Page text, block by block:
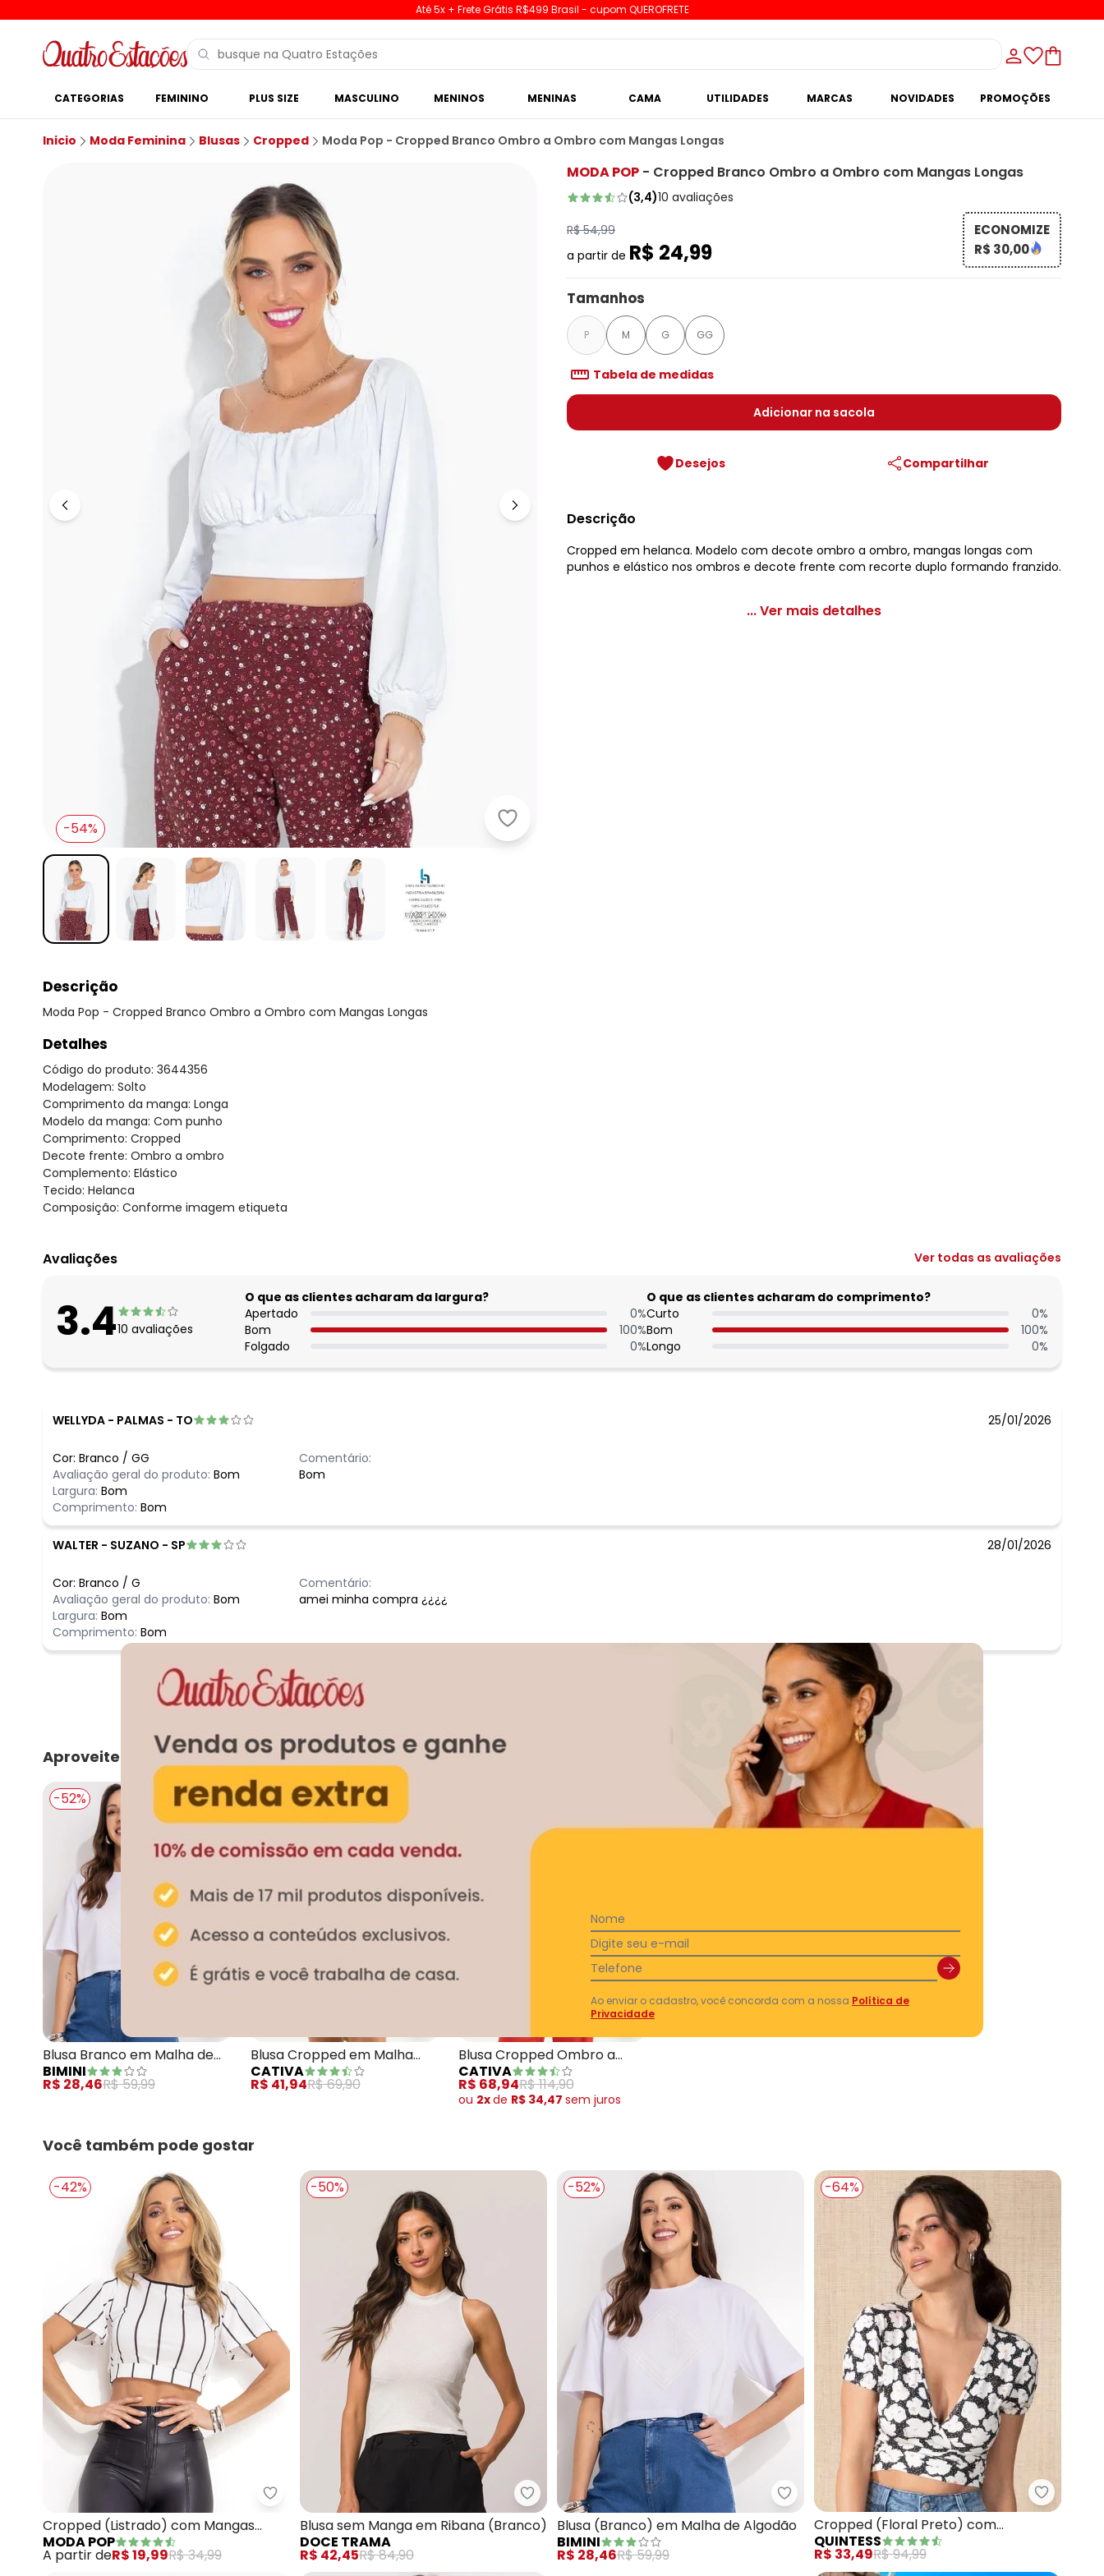
Até 5x + Frete Grátis R$499 Brasil - cupom QUEROFRETE
CATEGORIAS FEMININO PLUS SIZE MASCULINO MENINOS MENINAS CAMA UTILIDADES MARCAS NOVIDADES PROMOÇÕES
Inicio Moda Feminina Blusas Cropped Moda Pop - Cropped Branco Ombro a Ombro com Mangas Longas
Moda Pop - Cropped Branco Ombro a Ombro com Mangas Longas
-54%
MODA POP - Cropped Branco Ombro a Ombro com Mangas Longas
(3,4)10 avaliações
R$ 54,99
a partir de R$ 24,99
ECONOMIZE
R$ 30,00
Tamanhos
P M G GG
Tabela de medidas
Adicionar na sacola
Desejos Compartilhar
Descrição
Cropped em helanca. Modelo com decote ombro a ombro, mangas longas com
punhos e elástico nos ombros e decote frente com recorte duplo formando franzido.
... Ver mais detalhes
Descrição
Moda Pop - Cropped Branco Ombro a Ombro com Mangas Longas
Detalhes
Código do produto: 3644356
Modelagem: Solto
Comprimento da manga: Longa
Modelo da manga: Com punho
Comprimento: Cropped
Decote frente: Ombro a ombro
Complemento: Elástico
Tecido: Helanca
Composição: Conforme imagem etiqueta
Avaliações Ver todas as avaliações
3.410 avaliações
O que as clientes acharam da largura?
Apertado
0%
Bom
100%
Folgado
0%
O que as clientes acharam do comprimento?
Curto
0%
Bom
100%
Longo
0%
WELLYDA - PALMAS - TO 25/01/2026
Cor: Branco / GG
Avaliação geral do produto: Bom
Largura: Bom
Comprimento: Bom
Comentário:
Bom
WALTER - SUZANO - SP 28/01/2026
Cor: Branco / G
Avaliação geral do produto: Bom
Largura: Bom
Comprimento: Bom
Comentário:
amei minha compra ¿¿¿¿
Aproveite e compre junto
-52%
Blusa Branco em Malha de
Algodão
BIMINI
R$ 28,46R$ 59,99
-40%
Blusa Cropped em Malha
Texturizada Branco
CATIVA
R$ 41,94R$ 69,90
Cativa - Blusa Cropped Ombro a Ombro em Algodão Branco
Blusa Cropped Ombro a
Ombro em Algodão Branco
CATIVA
R$ 68,94R$ 114,90
ou 2xde R$ 34,47 sem juros
Você também pode gostar
-42%
Moda Pop - Cropped (Listrado) com Mangas Curtas Amplas
Cropped (Listrado) com Mangas
Curtas Amplas
MODA POP
A partir deR$ 19,99R$ 34,99
-50%
Doce Trama - Blusa sem Manga em Ribana (Branco)
Blusa sem Manga em Ribana (Branco)
DOCE TRAMA
R$ 42,45R$ 84,90
-52%
Bimini - Blusa (Branco) em Malha de Algodão
Blusa (Branco) em Malha de Algodão
BIMINI
R$ 28,46R$ 59,99
-64%
Quintess
Cropped (Floral Preto) com
Amarração Frontal
QUINTESS
R$ 33,49R$ 94,99
Nome
Digite seu e-mail
Telefone
Ao enviar o cadastro, você concorda com a nossa Política de
Privacidade